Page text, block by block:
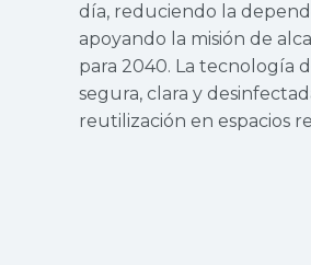
día, reduciendo la
apoyando la misión de
para 2040. La tecnología
segura, clara y
reutilización en espacios